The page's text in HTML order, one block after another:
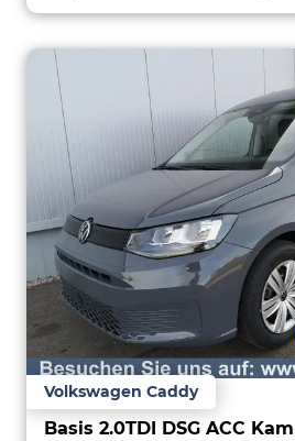
Volkswagen Caddy